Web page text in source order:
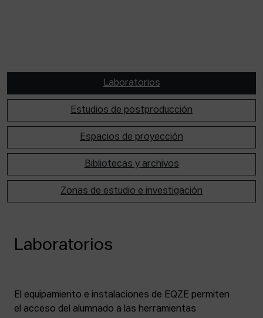
Laboratorios
Estudios de postproducción
Espacios de proyección
Bibliotecas y archivos
Zonas de estudio e investigación
Laboratorios
El equipamiento e instalaciones de EQZE permiten
el acceso del alumnado a las herramientas